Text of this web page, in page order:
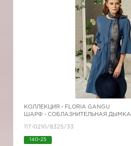
КОЛЛЕКЦИЯ - FLORIA GANGU
ШАРФ - СОБЛАЗНИТЕЛЬНАЯ ДЫМКА
117-0210/8325/33
140-25